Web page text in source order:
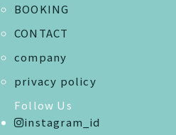
BOOKING
CONTACT
company
privacy policy
Follow Us
instagram_id